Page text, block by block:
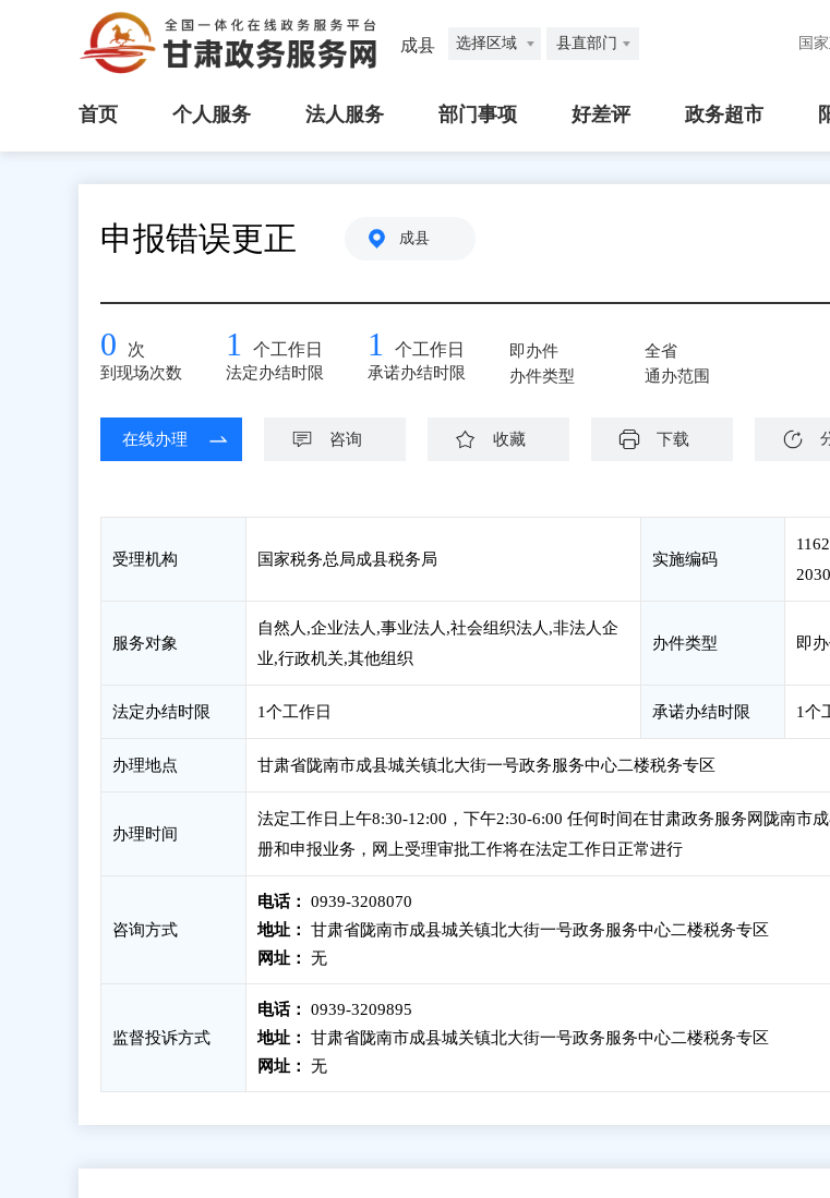
成县 选择区域 县直部门 国
首页 个人服务 法人服务 部门事项 好差评 政务超市
申报错误更正 成县
0 次
到现场次数
1 个工作日
法定办结时限
1 个工作日
承诺办结时限
即办件
办件类型
全省
通办范围
在线办理 咨询 收藏 下载
受理机构 国家税务总局成县税务局 实施编码
服务对象
自然人,企业法人,事业法人,社会组织法人,非法人企
业,行政机关,其他组织
办件类型 即
法定办结时限 1个工作日 承诺办结时限 1个
办理地点 甘肃省陇南市成县城关镇北大街一号政务服务中心二楼税务专区
办理时间
法定工作日上午8:30-12:00，下午2:30-6:00 任何时间在甘肃政务服务网陇南市
册和申报业务，网上受理审批工作将在法定工作日正常进行
咨询方式
电话：
0939-3208070
地址：
甘肃省陇南市成县城关镇北大街一号政务服务中心二楼税务专区
网址：
无
监督投诉方式
电话：
0939-3209895
地址：
甘肃省陇南市成县城关镇北大街一号政务服务中心二楼税务专区
网址：
无